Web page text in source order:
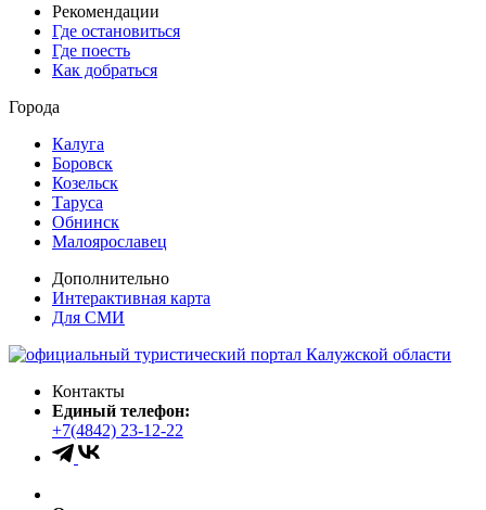
Рекомендации
Где остановиться
Где поесть
Как добраться
Города
Калуга
Боровск
Козельск
Таруса
Обнинск
Малоярославец
Дополнительно
Интерактивная карта
Для СМИ
Контакты
Единый телефон:
+7(4842) 23-12-22